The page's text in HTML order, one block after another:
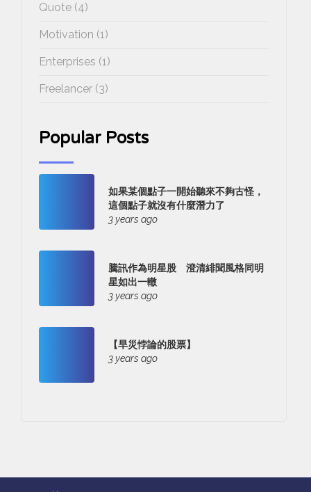
Quote (4)
Motivation (1)
Enterprises (1)
Freelancer (3)
Popular Posts
如果某個點子一開始聽來不夠古怪，
這個點子就沒有什麼潛力了
3 years ago
騰訊作為明星股 澄清緋聞風格同明
星如出一轍
3 years ago
【旱災悖論的股票】
3 years ago